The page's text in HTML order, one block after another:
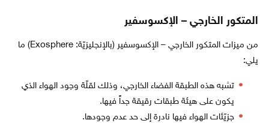
المتكور الخارجي – الإكسوسفير
من ميزات المتكور الخارجي – الإكسوسفير (بالإنجليزيّة: Exosphere) ما
يلي:
تشبه هذه الطبقة الفضاء الخارجي، وذلك لقلّة وجود الهواء الذي
يكون على هيئة طبقات رقيقة جداً فيها.
جزيّئات الهواء فيها نادرة إلى حد عدم وجودها.